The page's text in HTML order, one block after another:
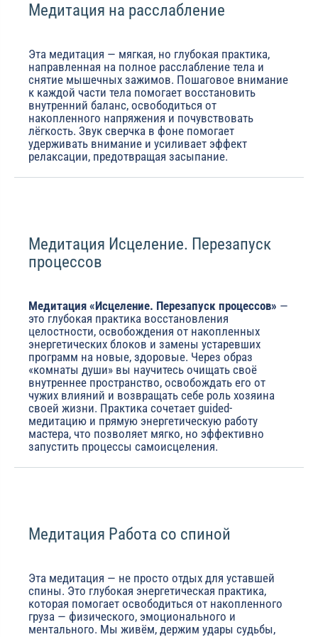
Медитация на расслабление
Эта медитация — мягкая, но глубокая практика,
направленная на полное расслабление тела и
снятие мышечных зажимов. Пошаговое внимание
к каждой части тела помогает восстановить
внутренний баланс, освободиться от
накопленного напряжения и почувствовать
лёгкость. Звук сверчка в фоне помогает
удерживать внимание и усиливает эффект
релаксации, предотвращая засыпание.
Медитация Исцеление. Перезапуск
процессов
Медитация «Исцеление. Перезапуск процессов» —
это глубокая практика восстановления
целостности, освобождения от накопленных
энергетических блоков и замены устаревших
программ на новые, здоровые. Через образ
«комнаты души» вы научитесь очищать своё
внутреннее пространство, освобождать его от
чужих влияний и возвращать себе роль хозяина
своей жизни. Практика сочетает guided-
медитацию и прямую энергетическую работу
мастера, что позволяет мягко, но эффективно
запустить процессы самоисцеления.
Медитация Работа со спиной
Эта медитация — не просто отдых для уставшей
спины. Это глубокая энергетическая практика,
которая помогает освободиться от накопленного
груза — физического, эмоционального и
ментального. Мы живём, держим удары судьбы,